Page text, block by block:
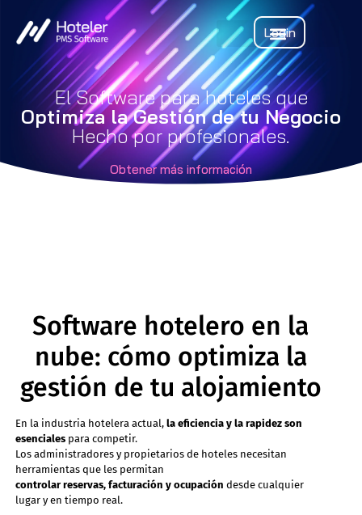
Login
El Software para hoteles que
Optimiza la Gestión de tu Negocio
Hecho por profesionales.
Obtener más información
Software hotelero en la
nube: cómo optimiza la
gestión de tu alojamiento
En la industria hotelera actual, la eficiencia y la rapidez son
esenciales para competir.
Los administradores y propietarios de hoteles necesitan
herramientas que les permitan
controlar reservas, facturación y ocupación desde cualquier
lugar y en tiempo real.